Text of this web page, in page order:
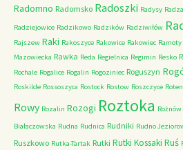
Radomno Radomsko Radoszki Radysy
Radziejowice Radzikowo Radzików Radziwiłów
Rajszew Raki Rakoszyce Rakowice Rakowiec Ramoty
Mazowiecka Rawka Reda Regielnica Regimin Resko
Rochale Rogalice Rogalin Rogoziniec Roguszyn
Roskilde Rossoszyca Rostock Rostow Roszczyce
Rowy Rozalin Rozogi Roztoka Rożnów
Białaczowska Rudna Rudnica Rudniki Rudno
Ruszkowo Rutka-Tartak Rutki Rutki Kossaki Ruś